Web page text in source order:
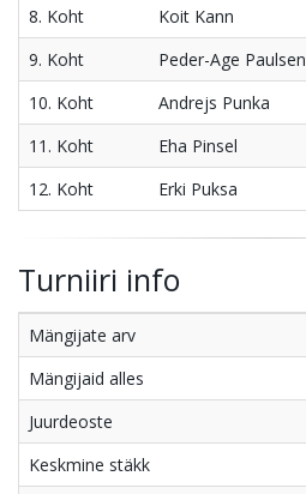
8. Koht
Koit Kann
9. Koht
Peder-Age Paulsen
10. Koht
Andrejs Punka
11. Koht
Eha Pinsel
12. Koht
Erki Puksa
Turniiri info
Mängijate arv
Mängijaid alles
Juurdeoste
Keskmine stäkk